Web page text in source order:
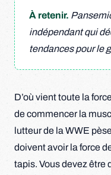
À retenir.
indépendant qui
tendances pour le
D’où vient toute la
de commencer la
lutteur de la WWE
doivent avoir la force
tapis. Vous devez être